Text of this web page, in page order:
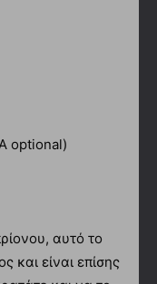
optional)
αυτό το
και είναι επίσης